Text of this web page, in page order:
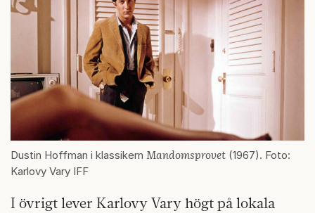
Dustin Hoffman i klassikern Mandomsprovet (1967). Foto:
Karlovy Vary IFF
I övrigt lever Karlovy Vary högt på lokala